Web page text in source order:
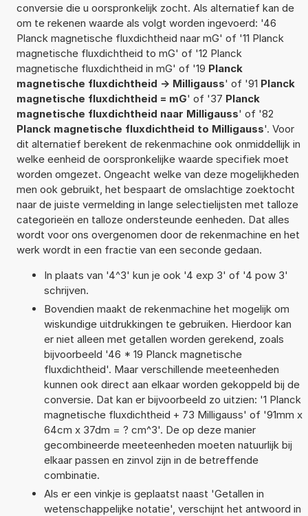
conversie die u oorspronkelijk zocht. Als alternatief kan de
om te rekenen waarde als volgt worden ingevoerd: '46
Planck magnetische fluxdichtheid naar mG' of '11 Planck
magnetische fluxdichtheid to mG' of '12 Planck
magnetische fluxdichtheid in mG' of '19 Planck
magnetische fluxdichtheid -> Milligauss' of '91 Planck
magnetische fluxdichtheid = mG' of '37 Planck
magnetische fluxdichtheid naar Milligauss' of '82
Planck magnetische fluxdichtheid to Milligauss'. Voor
dit alternatief berekent de rekenmachine ook onmiddellijk in
welke eenheid de oorspronkelijke waarde specifiek moet
worden omgezet. Ongeacht welke van deze mogelijkheden
men ook gebruikt, het bespaart de omslachtige zoektocht
naar de juiste vermelding in lange selectielijsten met talloze
categorieën en talloze ondersteunde eenheden. Dat alles
wordt voor ons overgenomen door de rekenmachine en het
werk wordt in een fractie van een seconde gedaan.
In plaats van '4^3' kun je ook '4 exp 3' of '4 pow 3'
schrijven.
Bovendien maakt de rekenmachine het mogelijk om
wiskundige uitdrukkingen te gebruiken. Hierdoor kan
er niet alleen met getallen worden gerekend, zoals
bijvoorbeeld '46 * 19 Planck magnetische
fluxdichtheid'. Maar verschillende meeteenheden
kunnen ook direct aan elkaar worden gekoppeld bij de
conversie. Dat kan er bijvoorbeeld zo uitzien: '1 Planck
magnetische fluxdichtheid + 73 Milligauss' of '91mm x
64cm x 37dm = ? cm^3'. De op deze manier
gecombineerde meeteenheden moeten natuurlijk bij
elkaar passen en zinvol zijn in de betreffende
combinatie.
Als er een vinkje is geplaatst naast 'Getallen in
wetenschappelijke notatie', verschijnt het antwoord in